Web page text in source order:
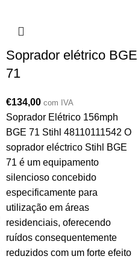
Soprador elétrico BGE
71
€134,00 com IVA
Soprador Elétrico 156mph
BGE 71 Stihl 48110111542 O
soprador eléctrico Stihl BGE
71 é um equipamento
silencioso concebido
especificamente para
utilização em áreas
residenciais, oferecendo
ruídos consequentemente
reduzidos com um forte efeito